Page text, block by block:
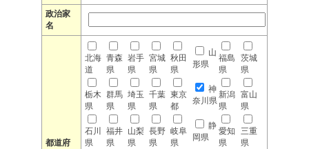
政治家
名
都道府
北海
道
青森
県
岩手
県
宮城
県
秋田
県
山
形県
福島
県
茨城
県
栃木
県
群馬
県
埼玉
県
千葉
県
東京
都
神
奈川県
新潟
県
富山
県
石川
県
福井
県
山梨
県
長野
県
岐阜
県
静
岡県
愛知
県
三重
県